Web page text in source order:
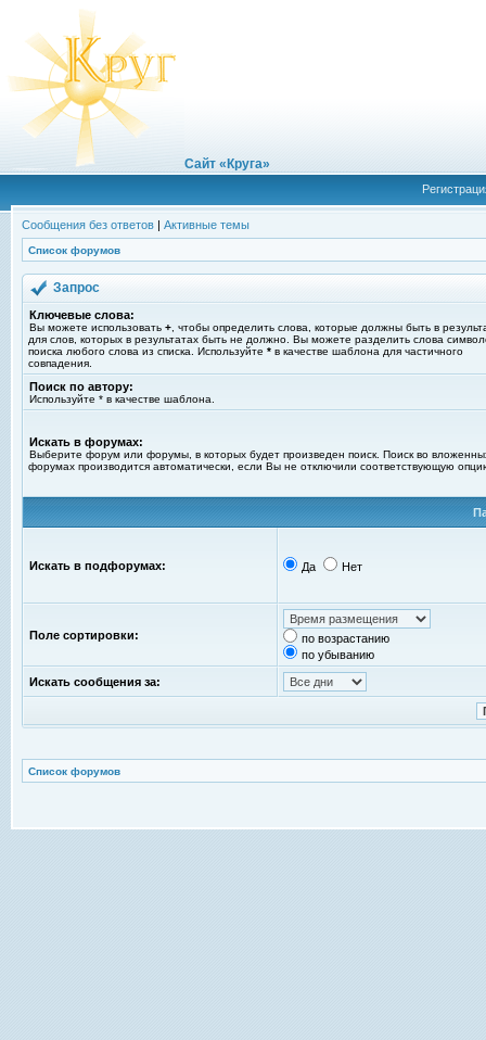
Сайт «Круга»
Сообщения без ответов | Активные темы
Список форумов
Запрос
Ключевые слова:
Вы можете использовать + , чтобы определить слова, которые должны быть в
для слов, которых в результатах быть не должно. Вы можете разделить слова
поиска любого слова из списка. Используйте * в качестве шаблона для частичного
совпадения.
Поиск по автору:
Используйте * в качестве шаблона.
Искать в форумах:
Выберите форум или форумы, в которых будет произведен поиск. Поиск во
форумах производится автоматически, если Вы не отключили соответствующую
Искать в подфорумах: Да Нет
Поле сортировки:
по возрастанию
по убыванию
Искать сообщения за:
Список форумов